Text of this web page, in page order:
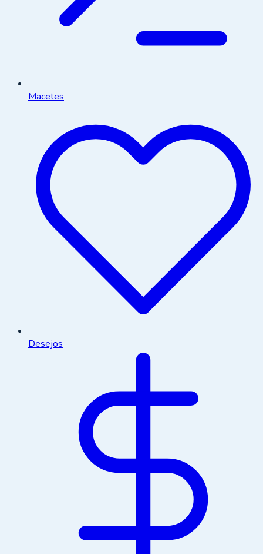
Macetes
Desejos